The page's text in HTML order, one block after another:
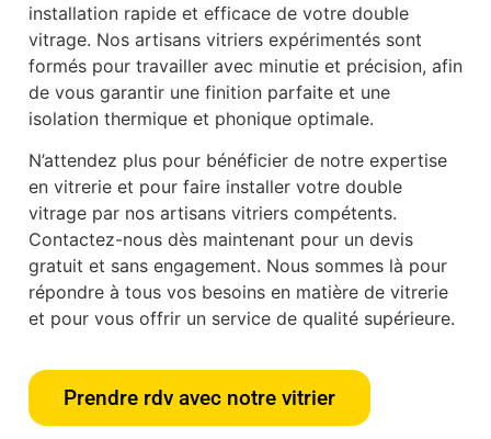
installation rapide et efficace de votre double
vitrage. Nos artisans vitriers expérimentés sont
formés pour travailler avec minutie et précision, afin
de vous garantir une finition parfaite et une
isolation thermique et phonique optimale.
N’attendez plus pour bénéficier de notre expertise
en vitrerie et pour faire installer votre double
vitrage par nos artisans vitriers compétents.
Contactez-nous dès maintenant pour un devis
gratuit et sans engagement. Nous sommes là pour
répondre à tous vos besoins en matière de vitrerie
et pour vous offrir un service de qualité supérieure.
Prendre rdv avec notre vitrier